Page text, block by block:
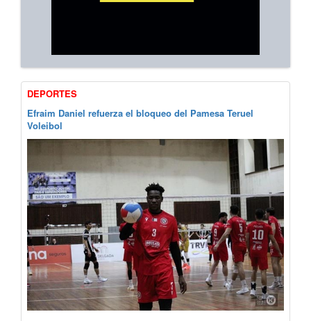
DEPORTES
Efraim Daniel refuerza el bloqueo del Pamesa Teruel
Voleibol